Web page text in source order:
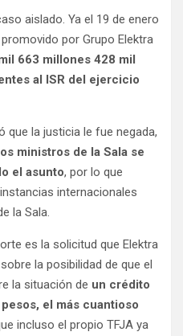
aislado. Ya el 19 de enero
por Grupo Elektra
663 millones 428 mil
al ISR del ejercicio
que la justicia le fue negada,
ministros de la Sala se
el asunto, por lo que
internacionales
la Sala.
es la solicitud que Elektra
la posibilidad de que el
la situación de un crédito
el más cuantioso
incluso el propio TFJA ya